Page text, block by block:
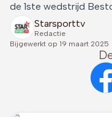
de 1ste wedstrijd
Starsporttv
Redactie
Bijgewerkt op 19 maart 2025